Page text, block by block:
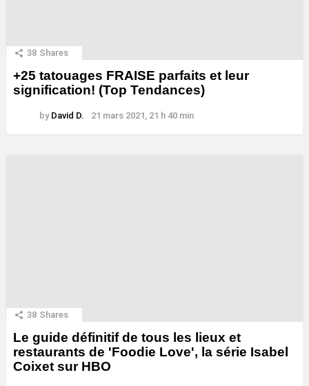
38 Shares
+25 tatouages ​​FRAISE parfaits et leur
signification! (Top Tendances)
by David D. 21 mars 2021, 21 h 40 min
38 Shares
Le guide définitif de tous les lieux et
restaurants de 'Foodie Love', la série Isabel
Coixet sur HBO